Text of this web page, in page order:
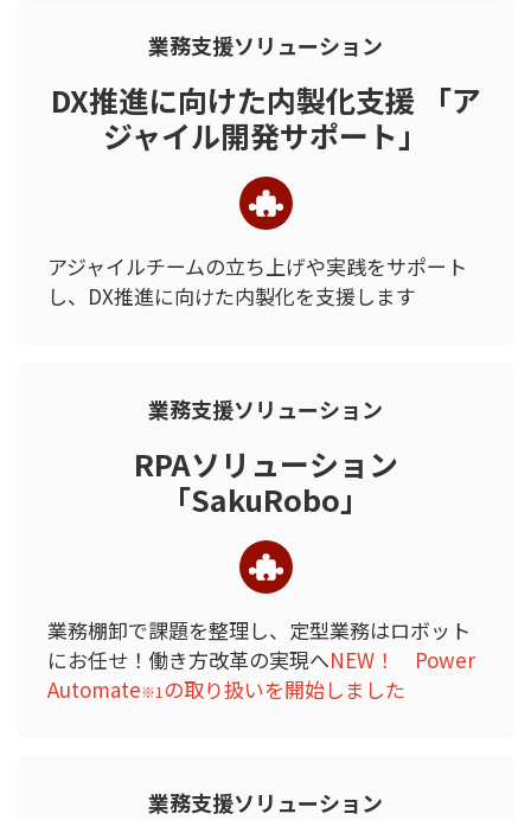
業務支援ソリューション
DX推進に向けた内製化支援 「ア
ジャイル開発サポート」
アジャイルチームの立ち上げや実践をサポート
し、 DX推進に向けた内製化を支援します
業務支援ソリューション
RPAソリューション
「SakuRobo」
業務棚卸で課題を整理し、 定型業務はロボット
にお任せ！ 働き方改革の実現へNEW！ Power
Automate※1 の取り扱いを開始しました
業務支援ソリューション